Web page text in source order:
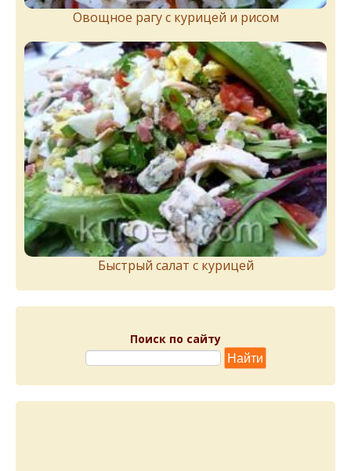
Овощное рагу с курицей и рисом
Быстрый салат с курицей
Поиск по сайту